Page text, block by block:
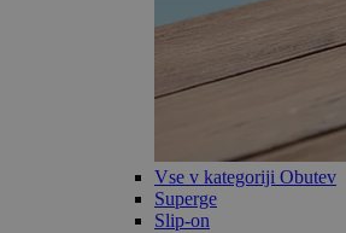
Vse v kategoriji Obutev
Superge
Slip-on